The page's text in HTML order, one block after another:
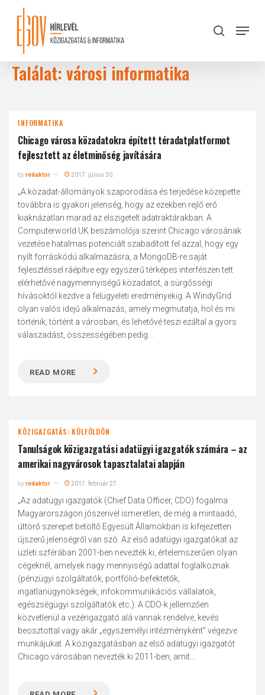
content
search
Menu
Találat: városi informatika
INFORMATIKA
Chicago városa közadatokra épített téradatplatformot
fejlesztett az életminőség javítására
byredaktor 2017. július 30.
„A közadat-állományok szaporodása és terjedése közepette
továbbra is gyakori jelenség, hogy az ezekben rejlő erő
kiaknázatlan marad az elszigetelt adatraktárakban. A
Computerworld UK beszámolója szerint Chicago városának
vezetése hatalmas potenciált szabadított fel azzal, hogy egy
nyílt forráskódú alkalmazásra, a MongoDB-re saját
fejlesztéssel ráépítve egy egyszerű térképes interfészen tett
elérhetővé nagymennyiségű közadatot, a sürgősségi
hívásoktól kezdve a felügyeleti eredményekig. A WindyGrid
olyan valós idejű alkalmazás, amely megmutatja, hol és mi
történik, történt a városban, és lehetővé teszi ezáltal a gyors
válaszadást, összességében pedig...
READ MORE
KÖZIGAZGATÁS: KÜLFÖLDÖN
Tanulságok közigazgatási adatügyi igazgatók számára – az
amerikai nagyvárosok tapasztalatai alapján
byredaktor 2017. február 27.
„Az adatügyi igazgatók (Chief Data Officer, CDO) fogalma
Magyarországon jószerivel ismeretlen, de még a mintaadó,
úttörő szerepet betöltő Egyesült Államokban is kifejezetten
újszerű jelenségről van szó. Az első adatügyi igazgatókat az
üzleti szférában 2001-ben nevezték ki, értelemszerűen olyan
cégeknél, amelyek nagy mennyiségű adattal foglalkoznak
(pénzügyi szolgáltatók, portfólió-befektetők,
ingatlanügynökségek, infokommunikációs vállalatok,
egészségügyi szolgáltatók etc.). A CDO-k jellemzően
közvetlenül a vezérigazgató alá vannak rendelve, kevés
beosztottal vagy akár „egyszemélyi intézményként” végezve
munkájukat. A közigazgatásban az első adatügyi igazgatót
Chicago városában nevezték ki 2011-ben, amit...
Close